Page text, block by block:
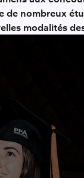
de nombreux
modalités